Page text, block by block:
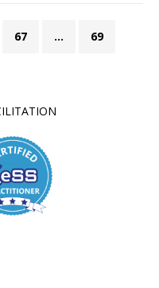
67 … 69